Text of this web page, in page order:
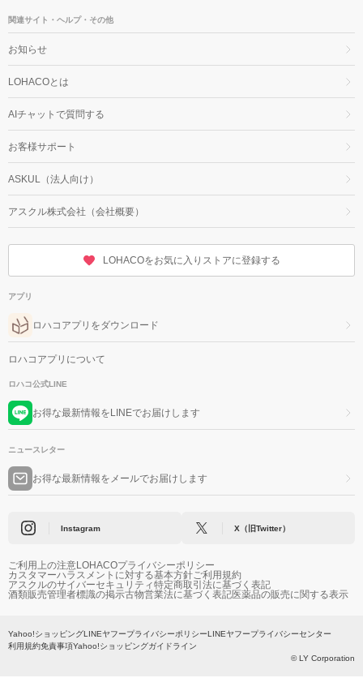
関連サイト・ヘルプ・その他
お知らせ
LOHACOとは
AIチャットで質問する
お客様サポート
ASKUL（法人向け）
アスクル株式会社（会社概要）
LOHACOをお気に入りストアに登録する
アプリ
ロハコアプリをダウンロード
ロハコアプリについて
ロハコ公式LINE
お得な最新情報をLINEでお届けします
ニュースレター
お得な最新情報をメールでお届けします
Instagram X（旧Twitter）
ご利用上の注意LOHACOプライバシーポリシー
カスタマーハラスメントに対する基本方針ご利用規約
アスクルのサイバーセキュリティ特定商取引法に基づく表記
酒類販売管理者標識の掲示古物営業法に基づく表記医薬品の販売に関する表示
Yahoo!ショッピングLINEヤフープライバシーポリシーLINEヤフープライバシーセンター
利用規約免責事項Yahoo!ショッピングガイドライン
© LY Corporation